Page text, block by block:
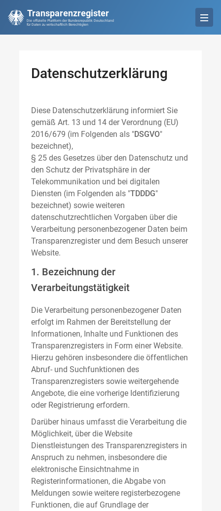
Transparenzregister
Die offizielle Plattform der Bundesrepublik Deutschland
für Daten zu wirtschaftlich Berechtigten
Datenschutzerklärung
Diese Datenschutzerklärung informiert Sie
gemäß Art. 13 und 14 der Verordnung (EU)
2016/679 (im Folgenden als "DSGVO"
bezeichnet),
§ 25 des Gesetzes über den Datenschutz und
den Schutz der Privatsphäre in der
Telekommunikation und bei digitalen
Diensten (im Folgenden als "TDDDG"
bezeichnet) sowie weiteren
datenschutzrechtlichen Vorgaben über die
Verarbeitung personenbezogener Daten beim
Transparenzregister und dem Besuch unserer
Website.
1. Bezeichnung der
Verarbeitungstätigkeit
Die Verarbeitung personenbezogener Daten
erfolgt im Rahmen der Bereitstellung der
Informationen, Inhalte und Funktionen des
Transparenzregisters in Form einer Website.
Hierzu gehören insbesondere die öffentlichen
Abruf- und Suchfunktionen des
Transparenzregisters sowie weitergehende
Angebote, die eine vorherige Identifizierung
oder Registrierung erfordern.
Darüber hinaus umfasst die Verarbeitung die
Möglichkeit, über die Website
Dienstleistungen des Transparenzregisters in
Anspruch zu nehmen, insbesondere die
elektronische Einsichtnahme in
Registerinformationen, die Abgabe von
Meldungen sowie weitere registerbezogene
Funktionen, die auf Grundlage der